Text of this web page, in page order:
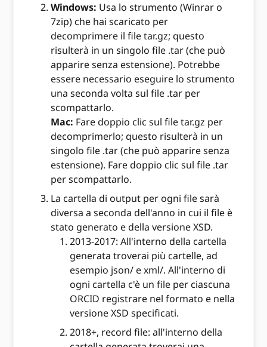
Windows: Usa lo strumento (Winrar o
7zip) che hai scaricato per
decomprimere il file tar.gz; questo
risulterà in un singolo file .tar (che può
apparire senza estensione). Potrebbe
essere necessario eseguire lo strumento
una seconda volta sul file .tar per
scompattarlo.
Mac: Fare doppio clic sul file tar.gz per
decomprimerlo; questo risulterà in un
singolo file .tar (che può apparire senza
estensione). Fare doppio clic sul file .tar
per scompattarlo.
La cartella di output per ogni file sarà
diversa a seconda dell'anno in cui il file è
stato generato e della versione XSD.
2013-2017: All'interno della cartella
generata troverai più cartelle, ad
esempio json/ e xml/. All'interno di
ogni cartella c'è un file per ciascuna
ORCID registrare nel formato e nella
versione XSD specificati.
2018+, record file: all'interno della